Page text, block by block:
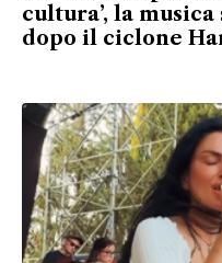
cultura’, la
dopo il ciclone